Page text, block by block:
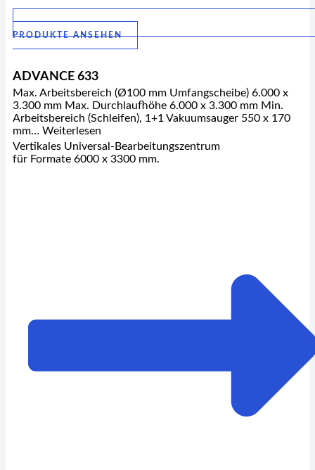
PRODUKTE ANSEHEN
ADVANCE 633
Max. Arbeitsbereich (Ø100 mm Umfangscheibe) 6.000 x
3.300 mm Max. Durchlaufhöhe 6.000 x 3.300 mm Min.
Arbeitsbereich (Schleifen), 1+1 Vakuumsauger 550 x 170
mm… Weiterlesen
Vertikales Universal-Bearbeitungszentrum
für Formate 6000 x 3300 mm.